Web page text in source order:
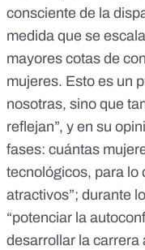
consciente de la
medida que se
mayores cotas de
mujeres. Esto es un
nosotras, sino que
reflejan”, y en su
fases: cuántas
tecnológicos, para lo
atractivos”; durante
“potenciar la
desarrollar la carrera